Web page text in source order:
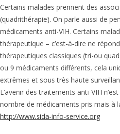
Certains malades prennent des
(quadrithérapie). On parle aussi de
médicaments anti-VIH. Certains
thérapeutique – c’est-à-dire ne
thérapeutiques classiques (tri-ou
ou 9 médicaments différents, cela
extrêmes et sous très haute
L’avenir des traitements anti-VIH
nombre de médicaments pris mais à
http://www.sida-info-service.org